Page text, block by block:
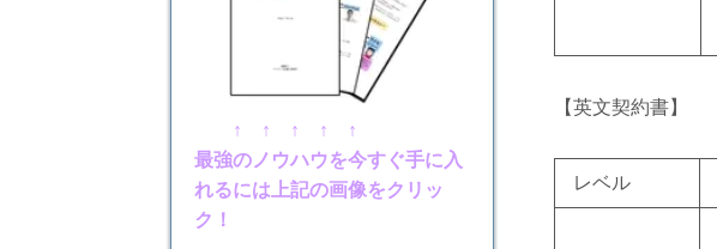
【英文契約書】
レベル
↑ ↑ ↑ ↑ ↑
最強のノウハウを今すぐ手に入
れるには上記の画像をクリッ
ク！